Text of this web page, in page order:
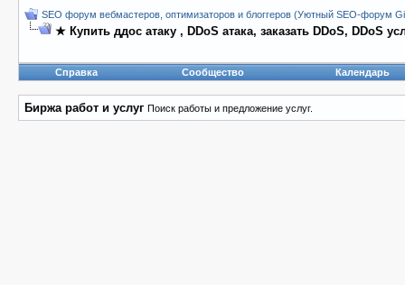
SEO форум вебмастеров, оптимизаторов и блоггеров (Уютный SEO-форум
★ Купить ддос атаку , DDoS атака, заказать DDoS, DDoS
Справка Сообщество Календарь
Биржа работ и услуг Поиск работы и предложение услуг.